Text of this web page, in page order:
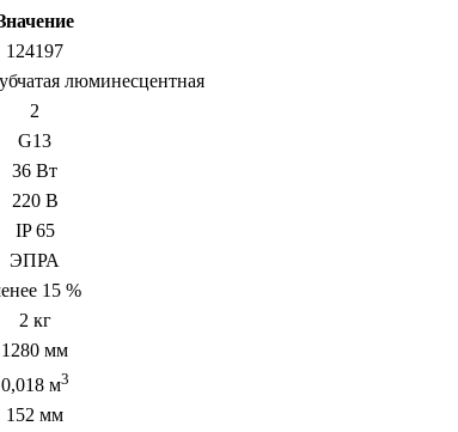
124197
люминесцентная
2
G13
36 Вт
220 В
IP 65
ЭПРА
15 %
2 кг
1280 мм
0,018 м3
152 мм